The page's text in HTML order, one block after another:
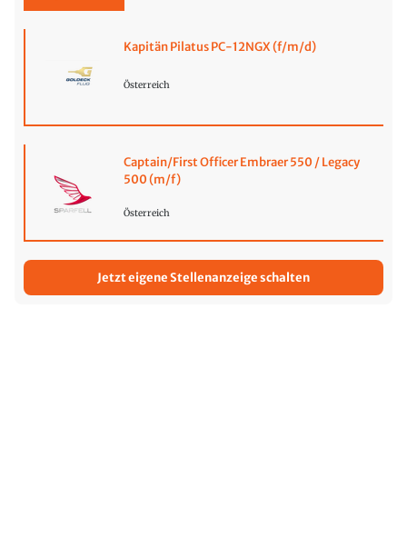
Kapitän Pilatus PC-12NGX (f/m/d)
Österreich
Captain/First Officer Embraer 550 / Legacy
500 (m/f)
Österreich
Jetzt eigene Stellenanzeige schalten